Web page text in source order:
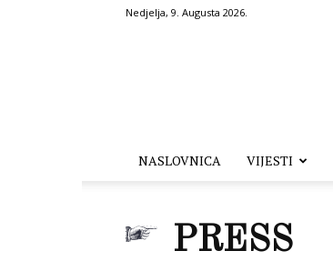
Nedjelja, 9. Augusta 2026.
NASLOVNICA VIJESTI
PRESS